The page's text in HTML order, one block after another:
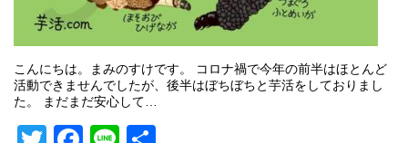
こんにちは。まみのすけです。 コロナ禍で今年の前半はほとんど
活動できませんでしたが、後半はぼちぼちと芋活をしておりまし
た。 まだまだ安心して…